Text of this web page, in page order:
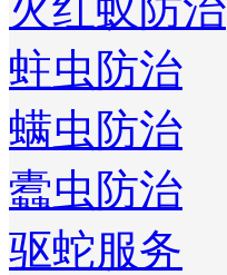
蛀虫防治
螨虫防治
蠹虫防治
驱蛇服务